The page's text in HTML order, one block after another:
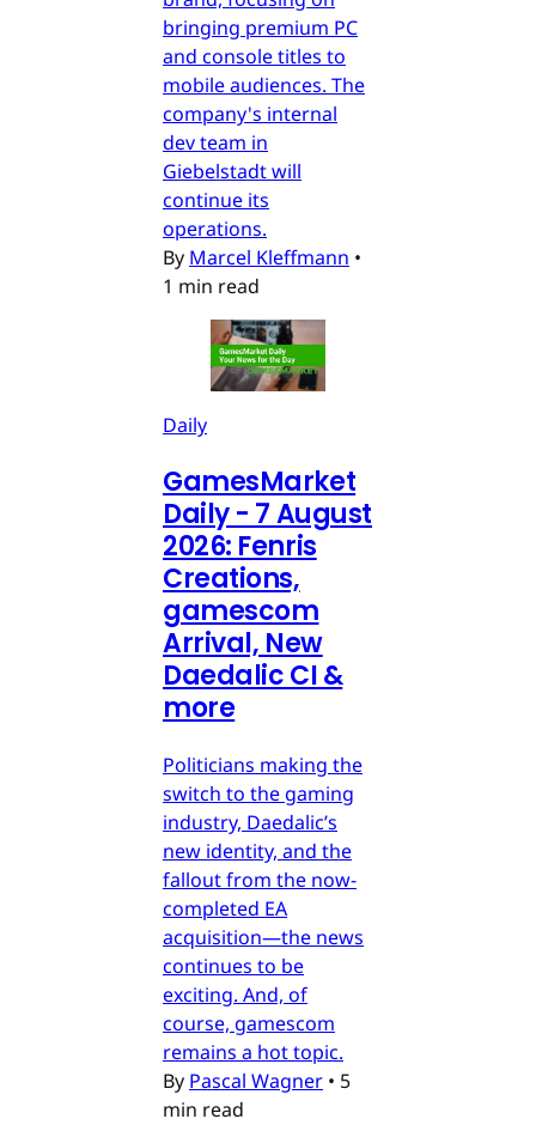
bringing premium PC
and console titles to
mobile audiences. The
company's internal
dev team in
Giebelstadt will
continue its
operations.
By Marcel Kleffmann •
1 min read
Daily
GamesMarket
Daily - 7 August
2026: Fenris
Creations,
gamescom
Arrival, New
Daedalic CI &
more
Politicians making the
switch to the gaming
industry, Daedalic’s
new identity, and the
fallout from the now-
completed EA
acquisition—the news
continues to be
exciting. And, of
course, gamescom
remains a hot topic.
By Pascal Wagner • 5
min read